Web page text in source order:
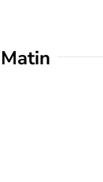
Matin